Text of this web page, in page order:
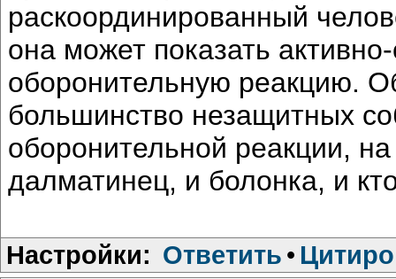
раскоординированный
она может показать
оборонительную реакцию.
большинство незащитных
оборонительной реакции,
далматинец, и болонка, и
Настройки: Ответить •